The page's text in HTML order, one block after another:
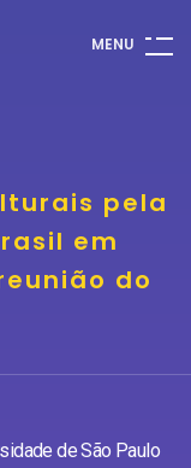
MENU
pela
em
do
de São Paulo